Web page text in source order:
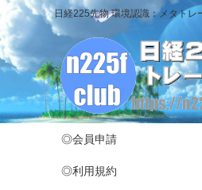
日経225先物 環境認識：メタトレ
◎会員申請
◎利用規約